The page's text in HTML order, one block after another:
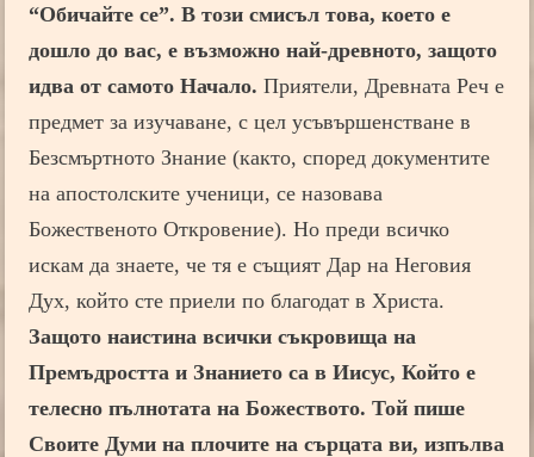
“Обичайте се”. В този смисъл това, което е
дошло до вас, е възможно най-древното, защото
идва от самото Начало. Приятели, Древната Реч е
предмет за изучаване, с цел усъвършенстване в
Безсмъртното Знание (както, според документите
на апостолските ученици, се назовава
Божественото Откровение). Но преди всичко
искам да знаете, че тя е същият Дар на Неговия
Дух, който сте приели по благодат в Христа.
Защото наистина всички съкровища на
Премъдростта и Знанието са в Иисус, Който е
телесно пълнотата на Божеството. Той пише
Своите Думи на плочите на сърцата ви, изпълва